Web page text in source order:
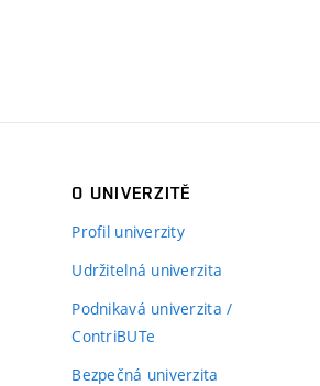
O UNIVERZITĚ
Profil univerzity
Udržitelná univerzita
Podnikavá univerzita /
ContriBUTe
Bezpečná univerzita